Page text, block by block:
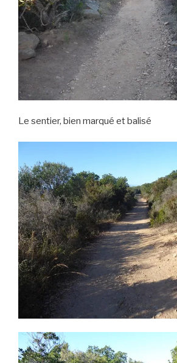
Le sentier, bien marqué et balisé